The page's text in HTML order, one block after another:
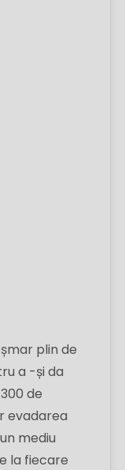
plin de
a -și da
de
evadarea
mediu
la fiecare